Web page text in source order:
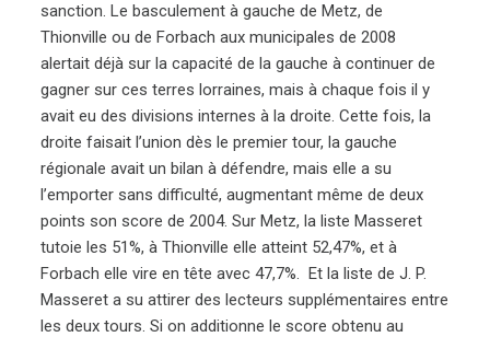
sanction. Le basculement à gauche de Metz, de
Thionville ou de Forbach aux municipales de 2008
alertait déjà sur la capacité de la gauche à continuer de
gagner sur ces terres lorraines, mais à chaque fois il y
avait eu des divisions internes à la droite. Cette fois, la
droite faisait l’union dès le premier tour, la gauche
régionale avait un bilan à défendre, mais elle a su
l’emporter sans difficulté, augmentant même de deux
points son score de 2004. Sur Metz, la liste Masseret
tutoie les 51%, à Thionville elle atteint 52,47%, et à
Forbach elle vire en tête avec 47,7%. Et la liste de J. P.
Masseret a su attirer des lecteurs supplémentaires entre
les deux tours. Si on additionne le score obtenu au